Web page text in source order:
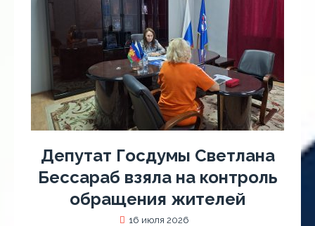
Депутат Госдумы Светлана
Бессараб взяла на контроль
обращения жителей
16 июля 2026